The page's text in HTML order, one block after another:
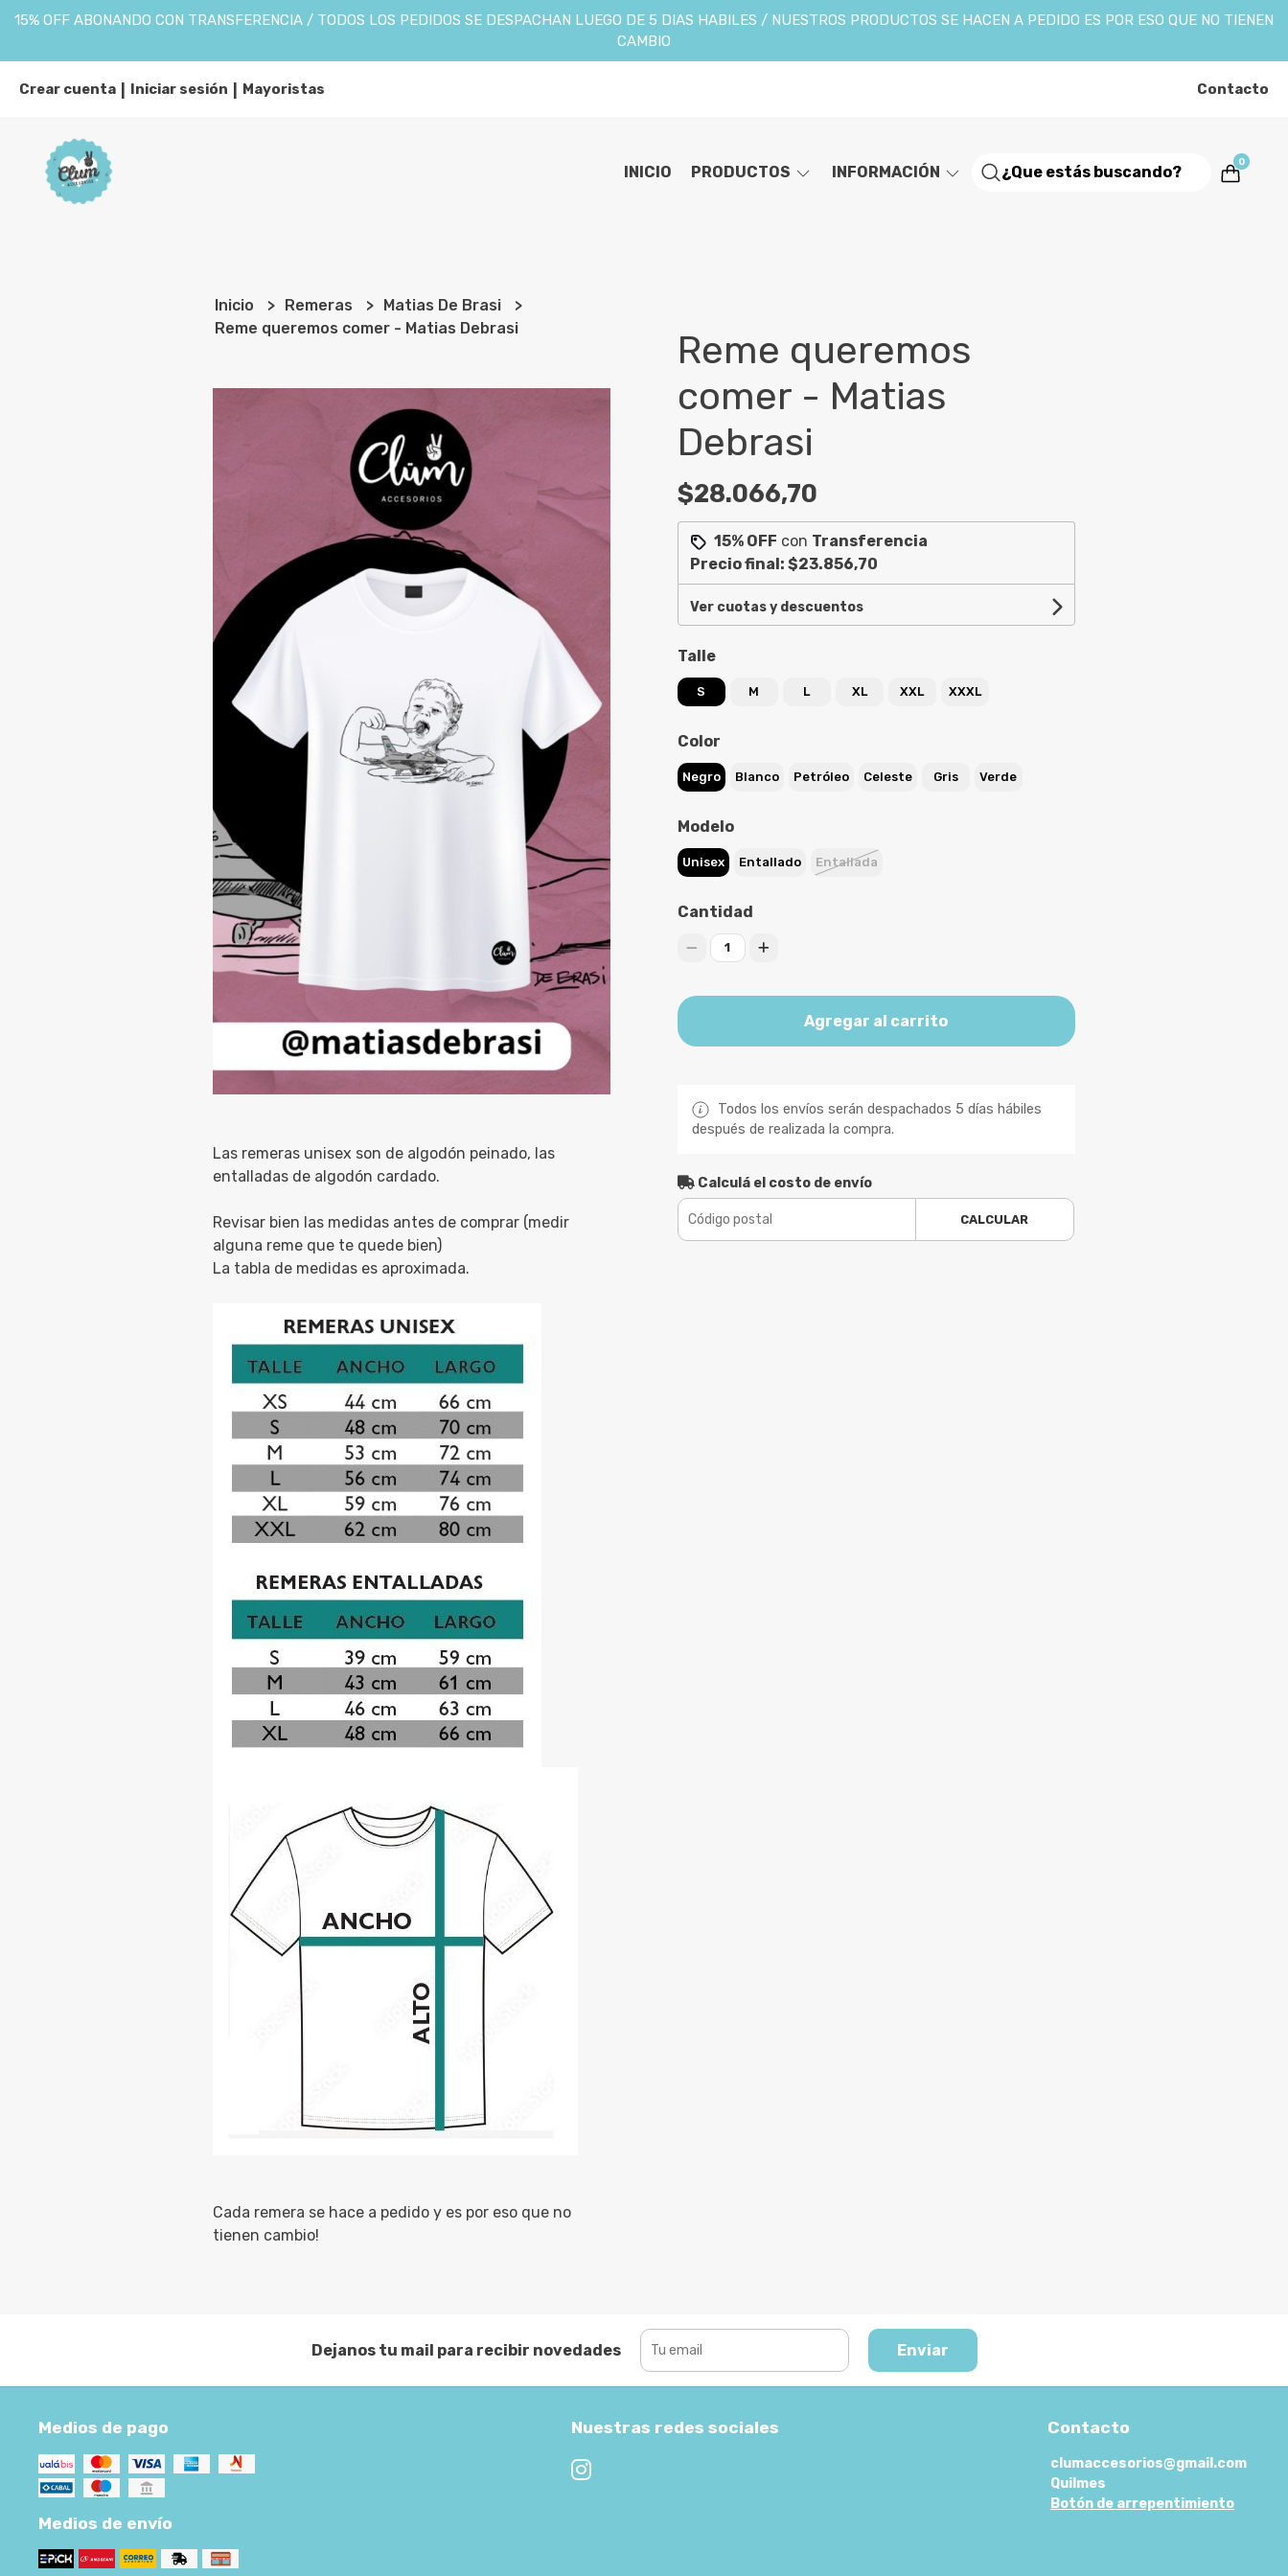
15% OFF ABONANDO CON TRANSFERENCIA / TODOS LOS PEDIDOS SE DESPACHAN LUEGO DE 5 DIAS HABILES / NUESTROS PRODUCTOS SE HACEN A PEDIDO ES POR ESO QUE NO TIENEN
CAMBIO
Crear cuenta Iniciar sesión Mayoristas Contacto
INICIO PRODUCTOS INFORMACIÓN
0
Inicio Remeras
Matias De Brasi
Reme queremos comer - Matias Debrasi
Las remeras unisex son de algodón peinado, las
entalladas de algodón cardado.
Revisar bien las medidas antes de comprar (medir
alguna reme que te quede bien)
La tabla de medidas es aproximada.
Cada remera se hace a pedido y es por eso que no
tienen cambio!
Reme queremos
comer - Matias
Debrasi
$28.066,70
15% OFF con Transferencia
Precio final: $23.856,70
Ver cuotas y descuentos
Talle
S M L XL XXL XXXL
Color
Negro Blanco Petróleo Celeste Gris Verde
Modelo
Unisex Entallado Entallada
Cantidad
1
Agregar al carrito
Todos los envíos serán despachados 5 días hábiles
después de realizada la compra.
Calculá el costo de envío
CALCULAR
Dejanos tu mail para recibir novedades Enviar
Medios de pago
Medios de envío
Nuestras redes sociales Contacto
clumaccesorios@gmail.com
Quilmes
Botón de arrepentimiento